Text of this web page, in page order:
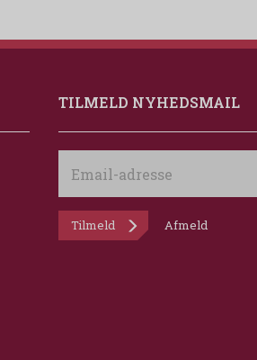
TILMELD NYHEDSMAIL
adresse
Tilmeld Afmeld